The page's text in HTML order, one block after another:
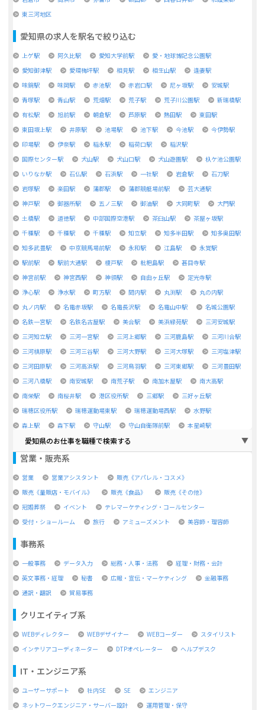
東三河地区
愛知県の求人を駅名で絞り込む
上ゲ駅 阿久比駅 愛知大学前駅
愛・地球博記念公園駅
愛知御津駅
愛環梅坪駅 相見駅 相生山駅
逢妻駅
味鋺駅
味岡駅 赤池駅 赤岩口駅 尼ヶ坂駅
安城駅
青塚駅
青山駅 荒畑駅 荒子駅 荒子川公園駅
新瑞橋駅
有松駅
旭前駅 朝倉駅 芦原駅 熱田駅
東田駅
東田坂上駅
井原駅 池場駅 池下駅 今池駅
今伊勢駅
印場駅
伊奈駅 稲永駅 稲荷口駅
稲沢駅
国際センター駅
犬山駅 犬山口駅 犬山遊園駅
杁ケ池公園駅
いりなか駅
石仏駅 石浜駅 一社駅 岩倉駅
石刀駅
岩塚駅
楽田駅 蒲郡駅 蒲郡競艇場前駅
芸大通駅
神戸駅
御器所駅 五ノ三駅 御油駅 大同町駅
大門駅
土橋駅
道徳駅 中部国際空港駅 茶臼山駅
茶屋ヶ坂駅
千種駅
千種駅 千種駅 知立駅 知多半田駅
知多奥田駅
知多武豊駅
中京競馬場前駅 永和駅 江島駅
永覚駅
駅前駅
駅前大通駅 榎戸駅 枇杷島駅
甚目寺駅
神宮前駅
神宮西駅 神領駅 自由ヶ丘駅
定光寺駅
浄心駅
浄水駅 町方駅 間内駅 丸渕駅
丸の内駅
丸ノ内駅
名電赤坂駅 名電長沢駅 名電山中駅
名城公園駅
名鉄一宮駅
名鉄名古屋駅 美合駅 美浜緑苑駅
三河安城駅
三河知立駅
三河一宮駅 三河上郷駅 三河鹿島駅
三河川合駅
三河槙原駅
三河三谷駅 三河大野駅 三河大塚駅
三河塩津駅
三河田原駅
三河高浜駅 三河鳥羽駅 三河東郷駅
三河豊田駅
三河八橋駅
南安城駅 南荒子駅 南加木屋駅
南大高駅
南栄駅
南桜井駅 港区役所駅 三郷駅
三好ヶ丘駅
瑞穂区役所駅
瑞穂運動場東駅 瑞穂運動場西駅
水野駅
森上駅
森下駅 守山駅 守山自衛隊前駅 本星崎駅
愛知県のお仕事を職種で検索する
営業・販売系
営業 営業アシスタント
販売《アパレル・コスメ》
販売《量販店・モバイル》
販売《食品》
販売《その他》
冠婚葬祭
イベント
テレマーケティング・コールセンター
受付・ショールーム
旅行 アミューズメント 美容師・理容師
事務系
一般事務 データ入力 総務・人事・法務
経理・財務・会計
英文事務・経理
秘書 広報・宣伝・マーケティング
金融事務
通訳・翻訳
貿易事務
クリエイティブ系
WEBディレクター WEBデザイナー WEBコーダー
スタイリスト
インテリアコーディネーター
DTPオペレーター ヘルプデスク
IT・エンジニア系
ユーザーサポート 社内SE SE
エンジニア
ネットワークエンジニア・サーバー設計
運用管理・保守